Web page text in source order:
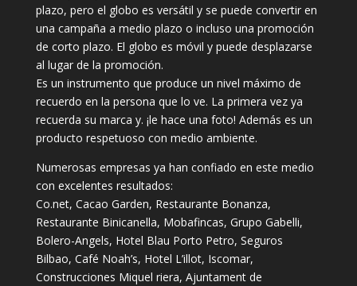
plazo, pero el globo es versátil y se puede convertir en
una campaña a medio plazo o incluso una promoción
de corto plazo. El globo es móvil y puede desplazarse
al lugar de la promoción.
Es un instrumento que produce un nivel máximo de
recuerdo en la persona que lo ve. La primera vez ya
recuerda su marca y. ¡le hace una foto! Además es un
producto respetuoso con medio ambiente.
Numerosas empresas ya han confiado en este medio
con excelentes resultados:
Co.net, Cacao Garden, Restaurante Bonanza,
Restaurante Binicanella, Mobafincas, Grupo Gabelli,
Bolero-Angels, Hotel Blau Porto Petro, Seguros
Bilbao, Café Noah’s, Hotel L’illot, Iscomar,
Construcciones Miquel riera, Ajuntament de